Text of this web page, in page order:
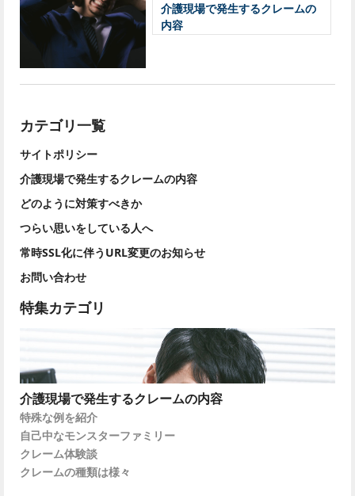
介護現場で発生するクレームの
内容
カテゴリ一覧
サイトポリシー
介護現場で発生するクレームの内容
どのように対策すべきか
つらい思いをしている人へ
常時SSL化に伴うURL変更のお知らせ
お問い合わせ
特集カテゴリ
介護現場で発生するクレームの内容
特殊な例を紹介
自己中なモンスターファミリー
クレーム体験談
クレームの種類は様々